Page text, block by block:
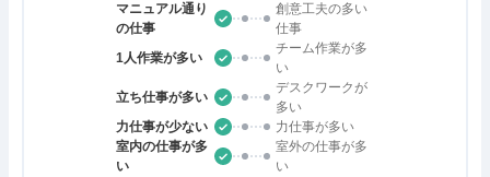
マニュアル通り
の仕事
創意工夫の多い
仕事
1人作業が多い
チーム作業が多
い
立ち仕事が多い
デスクワークが
多い
力仕事が少ない
力仕事が多い
室内の仕事が多
い
室外の仕事が多
い